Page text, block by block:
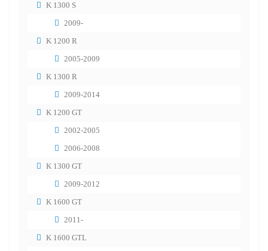
K 1300 S
2009-
K 1200 R
2005-2009
K 1300 R
2009-2014
K 1200 GT
2002-2005
2006-2008
K 1300 GT
2009-2012
K 1600 GT
2011-
K 1600 GTL